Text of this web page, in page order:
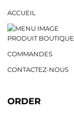
ACCUEIL
PRODUIT BOUTIQUE
COMMANDES
CONTACTEZ-NOUS
ORDER